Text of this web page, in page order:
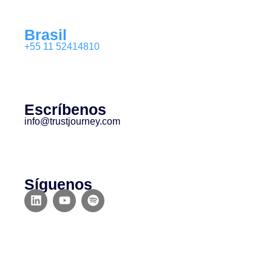
Brasil
+55 11 52414810
Escríbenos
info@trustjourney.com
Síguenos